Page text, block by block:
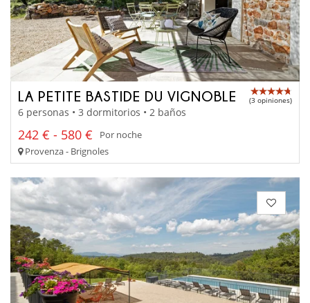
LA PETITE BASTIDE DU VIGNOBLE (3 opiniones)
6 personas • 3 dormitorios • 2 baños
242 € - 580 €
Por noche
Provenza - Brignoles